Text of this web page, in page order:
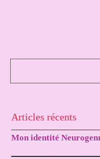
Articles récents
Mon identité